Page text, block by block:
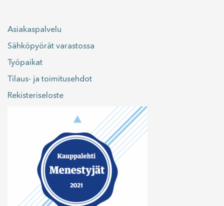
Asiakaspalvelu
Sähköpyörät varastossa
Työpaikat
Tilaus- ja toimitusehdot
Rekisteriseloste